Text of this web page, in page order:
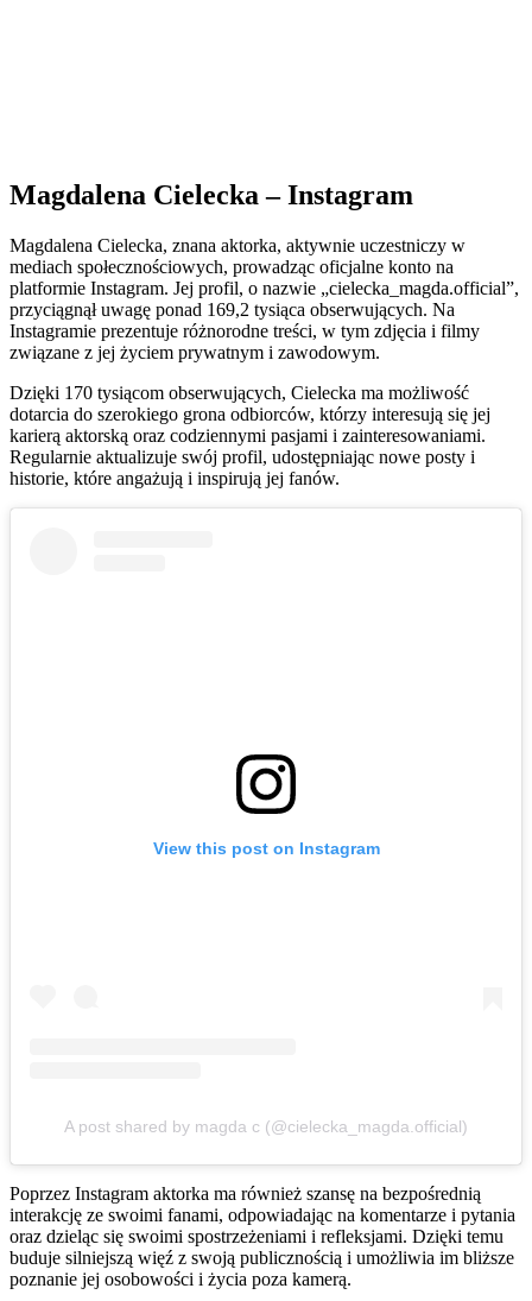
Magdalena Cielecka – Instagram
Magdalena Cielecka, znana aktorka, aktywnie uczestniczy w
mediach społecznościowych, prowadząc oficjalne konto na
platformie Instagram. Jej profil, o nazwie „cielecka_magda.official”,
przyciągnął uwagę ponad 169,2 tysiąca obserwujących. Na
Instagramie prezentuje różnorodne treści, w tym zdjęcia i filmy
związane z jej życiem prywatnym i zawodowym.
Dzięki 170 tysiącom obserwujących, Cielecka ma możliwość
dotarcia do szerokiego grona odbiorców, którzy interesują się jej
karierą aktorską oraz codziennymi pasjami i zainteresowaniami.
Regularnie aktualizuje swój profil, udostępniając nowe posty i
historie, które angażują i inspirują jej fanów.
View this post on Instagram
A post shared by magda c (@cielecka_magda.official)
Poprzez Instagram aktorka ma również szansę na bezpośrednią
interakcję ze swoimi fanami, odpowiadając na komentarze i pytania
oraz dzieląc się swoimi spostrzeżeniami i refleksjami. Dzięki temu
buduje silniejszą więź z swoją publicznością i umożliwia im bliższe
poznanie jej osobowości i życia poza kamerą.